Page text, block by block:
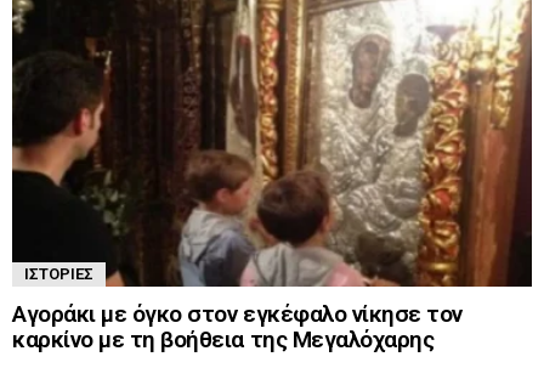
ΙΣΤΟΡΊΕΣ
Αγοράκι με όγκο στον εγκέφαλο νίκησε τον
καρκίνο με τη βοήθεια της Μεγαλόχαρης